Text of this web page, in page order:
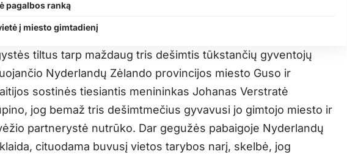
pagalbos ranką
į miesto gimtadienį
tiltus tarp maždaug tris dešimtis tūkstančių gyventojų
Nyderlandų Zėlando provincijos miesto Guso ir
sostinės tiesiantis menininkas Johanas Verstratė
jog bemaž tris dešimtmečius gyvavusi jo gimtojo miesto ir
partnerystė nutrūko. Dar gegužės pabaigoje Nyderlandų
cituodama buvusį vietos tarybos narį, skelbė, jog